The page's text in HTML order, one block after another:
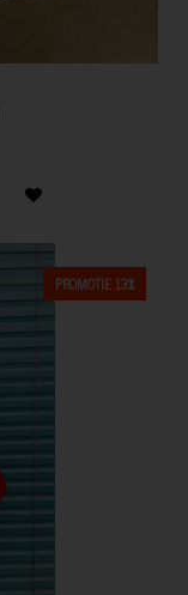
PROMOTIE 13%